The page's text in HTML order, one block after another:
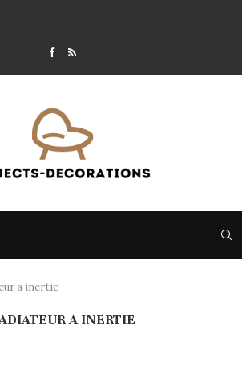
HÔTEL À INSECTES DANS SON ESPACE VERT ?
a inertie
A INERTIE